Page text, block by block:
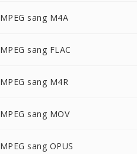
MPEG sang M4A
MPEG sang FLAC
MPEG sang M4R
MPEG sang MOV
MPEG sang OPUS